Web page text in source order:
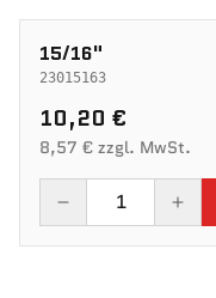
15/16"
23015163
10,20 €
8,57 € zzgl. MwSt.